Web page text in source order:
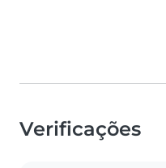
Verificações